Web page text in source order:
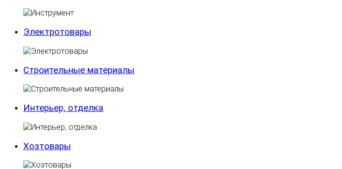
Электротовары
Строительные материалы
Интерьер, отделка
Хозтовары